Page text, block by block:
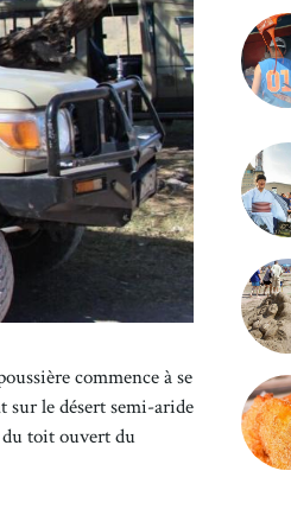
commence à se
sur le désert semi-aride
du toit ouvert du